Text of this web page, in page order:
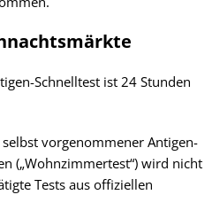
Schnelltest ist 24 Stunden
vorgenommener Antigen-
(„Wohnzimmertest“) wird nicht
Tests aus offiziellen